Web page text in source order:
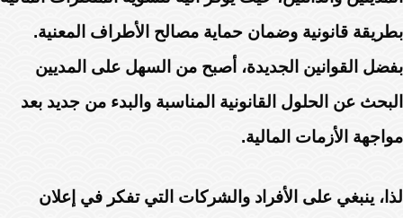
بطريقة قانونية وضمان حماية مصالح الأطراف المعنية.
بفضل القوانين الجديدة، أصبح من السهل على المديين
البحث عن الحلول القانونية المناسبة والبدء من جديد بعد
مواجهة الأزمات المالية.
لذا، ينبغي على الأفراد والشركات التي تفكر في إعلان